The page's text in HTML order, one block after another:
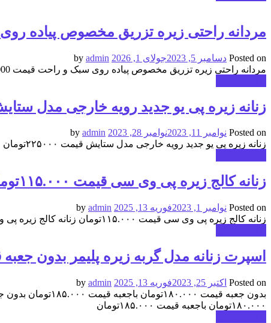
مردانه راحتی زیره تزریق مخصوص پیاده روی سبک و
Posted on دسامبر 5, 2023 جولای 1, 2026
admin
مردانه راحتی زیره تزریق مخصوص پیاده روی سبک و راحت قیمت 630,000تومان مردانه راحتی زیره تزریق مخصوص پیاده روی سبک و راحت قیمت 630,000تومان
زنانه زیره پی یو جدید رویه خارجی مدل ستایش قیمت
Posted on نوامبر 11, 2023 نوامبر 28, 2023
admin
زنانه زیره پی یو جدید رویه خارجی مدل ستایش قیمت ۲۲۵۰۰۰تومان
زنانه کالج زیره پی وی سی قیمت ۱۱۵.۰۰۰تومان
Posted on نوامبر 1, 2023 فوریه 13, 2025
admin
زنانه کالج زیره پی وی سی قیمت ۱۱۵.۰۰۰تومان زنانه کالج زیره پی وی سی قیمت ۱۱۵.۰۰۰تومان زنانه کالج زیره پی وی سی قیمت ۱۱۵.۰۰۰تومان زنانه کالج زیره پی وی سی قیمت ۱۱۵.۰۰۰تومان
اسپرت زنانه مدل گربه زیره پلیمر بدون جعبه قیمت ۱۸۰.۰۰۰تومان باجعبه قیمت
Posted on اکتبر 25, 2023 فوریه 13, 2025
admin
۱۸۰.۰۰۰تومان باجعبه قیمت ۱۸۵.۰۰۰تومان